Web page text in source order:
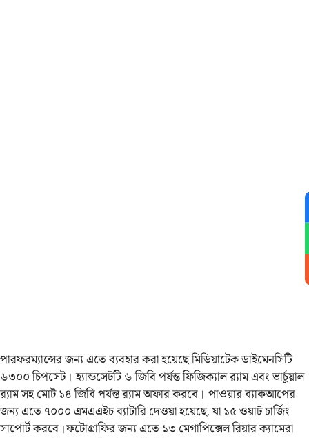
পারফরম্যান্সের জন্য এতে ব্যবহার করা হয়েছে মিডিয়াটেক ডাইমেনসিটি
৬৩০০ চিপসেট। হ্যান্ডসেটটি ৬ জিবি পর্যন্ত ফিজিক্যাল র‍্যাম এবং ভার্চুয়াল
র‍্যাম সহ মোট ১৪‌ জিবি পর্যন্ত র‌্যাম অফার করবে। পাওয়ার ব্যাকআপের
জন্য এতে ৭০০০ এমএএইচ ব্যাটারি দেওয়া হয়েছে, যা ১৫ ওয়াট চার্জিং
সাপোর্ট করবে।ফটোগ্রাফির জন্য এতে ১৩ মেগাপিক্সেল রিয়ার ক্যামেরা